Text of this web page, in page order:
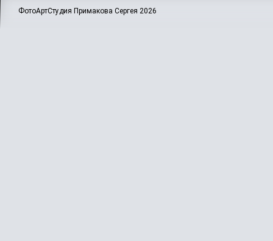
ФотоАртСтудия Примакова Сергея 2026